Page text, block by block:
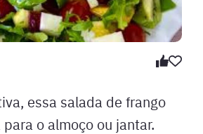
essa salada de frango
o almoço ou jantar.